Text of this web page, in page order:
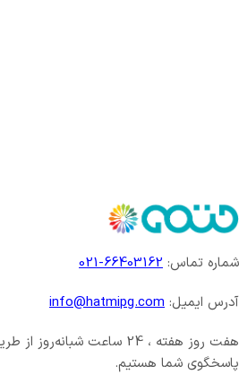
شماره تماس: 66403162-021
آدرس ایمیل: info@hatmipg.com
هفت روز هفته ، 24 ساعت
پاسخگوی شما هستیم.